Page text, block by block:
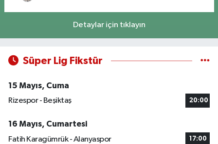
Detaylar için tıklayın
Süper Lig Fikstür
15 Mayıs, Cuma
Rizespor - Beşiktaş
20:00
16 Mayıs, Cumartesi
Fatih Karagümrük - Alanyaspor
17:00